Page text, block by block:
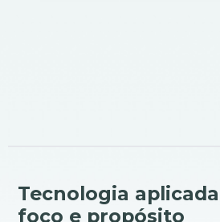
Tecnologia
foco e propósito